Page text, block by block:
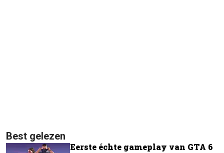
Best gelezen
Eerste échte gameplay van GTA 6